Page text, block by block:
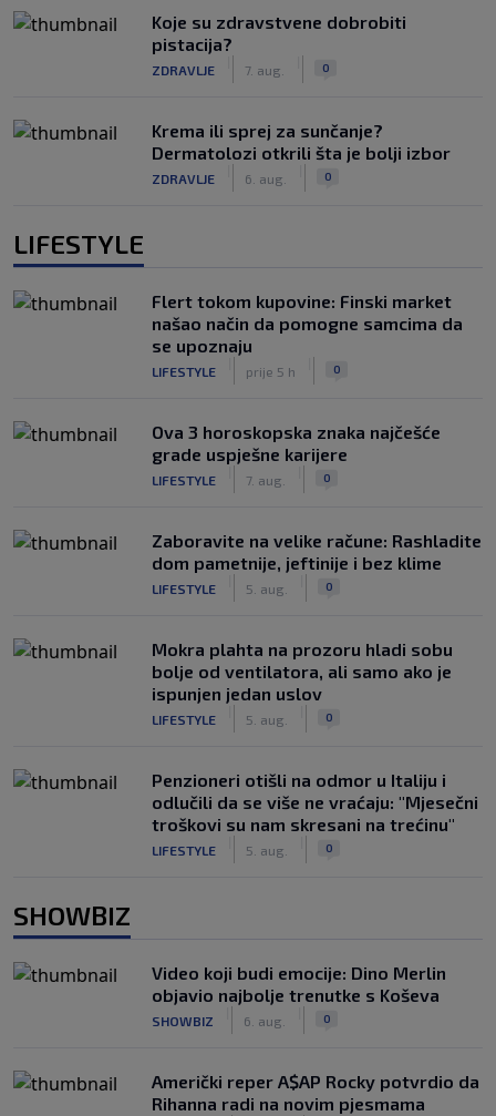
Koje su zdravstvene dobrobiti
pistacija?
ZDRAVLJE 7. aug. 0
Krema ili sprej za sunčanje?
Dermatolozi otkrili šta je bolji izbor
ZDRAVLJE 6. aug. 0
LIFESTYLE
Flert tokom kupovine: Finski market
našao način da pomogne samcima da
se upoznaju
LIFESTYLE prije 5 h 0
Ova 3 horoskopska znaka najčešće
grade uspješne karijere
LIFESTYLE 7. aug. 0
Zaboravite na velike račune: Rashladite
dom pametnije, jeftinije i bez klime
LIFESTYLE 5. aug. 0
Mokra plahta na prozoru hladi sobu
bolje od ventilatora, ali samo ako je
ispunjen jedan uslov
LIFESTYLE 5. aug. 0
Penzioneri otišli na odmor u Italiju i
odlučili da se više ne vraćaju: "Mjesečni
troškovi su nam skresani na trećinu"
LIFESTYLE 5. aug. 0
SHOWBIZ
Video koji budi emocije: Dino Merlin
objavio najbolje trenutke s Koševa
SHOWBIZ 6. aug. 0
Američki reper A$AP Rocky potvrdio da
Rihanna radi na novim pjesmama